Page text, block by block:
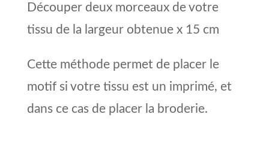
Découper deux morceaux de votre
tissu de la largeur obtenue x 15 cm
Cette méthode permet de placer le
motif si votre tissu est un imprimé, et
dans ce cas de placer la broderie.